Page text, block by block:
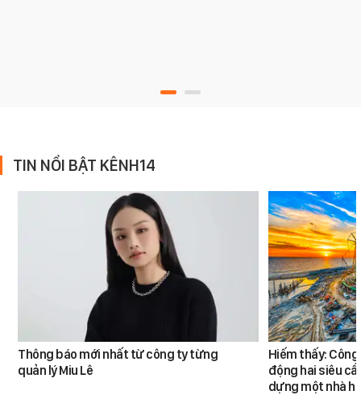
TIN NỔI BẬT KÊNH14
Thông báo mới nhất từ công ty từng
quản lý Miu Lê
Hiếm thấy:
động hai siêu
dựng một nhà